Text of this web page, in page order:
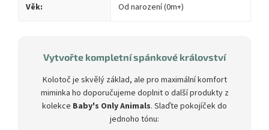
Věk: Od narození (0m+)
Vytvořte kompletní spánkové království
Kolotoč je skvělý základ, ale pro maximální komfort
miminka ho doporučujeme doplnit o další produkty z
kolekce Baby's Only Animals. Slaďte pokojíček do
jednoho tónu: